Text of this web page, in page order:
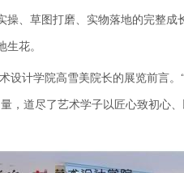
操、草图打磨、实物落地的完整
花。
设计学院高雪美院长的展览前言
道尽了艺术学子以匠心致初心